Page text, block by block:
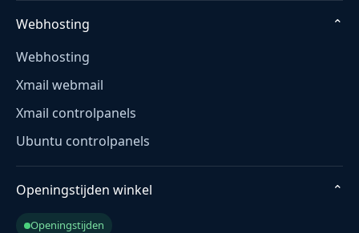
Webhosting
⌄
Webhosting
Xmail webmail
Xmail controlpanels
Ubuntu controlpanels
Openingstijden winkel ⌄
Openingstijden